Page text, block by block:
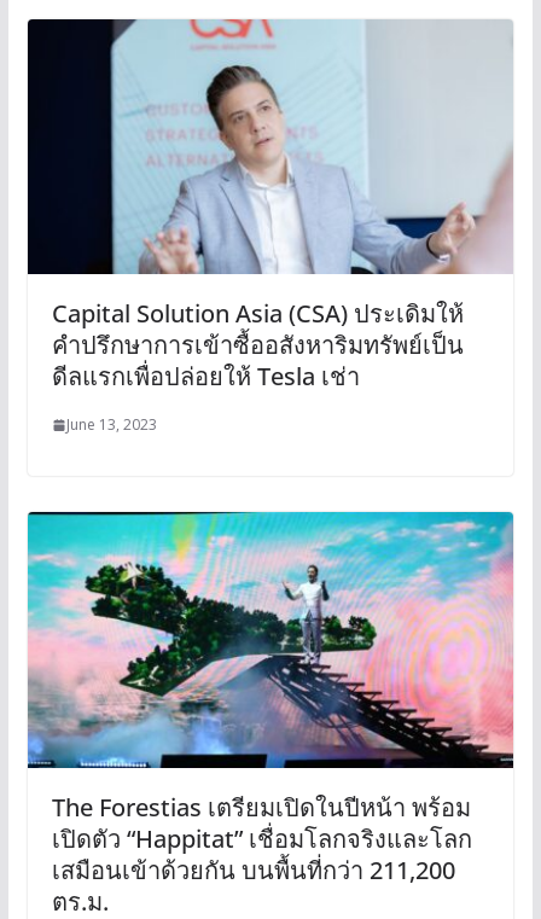
Capital Solution Asia (CSA) ประเดิมให้
คำปรึกษาการเข้าซื้ออสังหาริมทรัพย์เป็น
ดีลแรกเพื่อปล่อยให้ Tesla เช่า
June 13, 2023
The Forestias เตรียมเปิดในปีหน้า พร้อม
เปิดตัว “Happitat” เชื่อมโลกจริงและโลก
เสมือนเข้าด้วยกัน บนพื้นที่กว่า 211,200
ตร.ม.